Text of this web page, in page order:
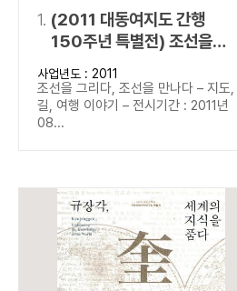
동시에 여러 개의 연산자를
1. (2011 대동여지도 간행
150주년 특별전) 조선을
그리다, 조선을 만나다
사업년도 : 2011
조선을 그리다, 조선을 만나다 – 지도,
길, 여행 이야기 – 전시기간 : 2011년
08...